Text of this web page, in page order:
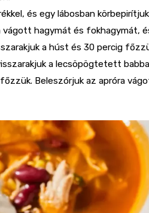
és egy lábosban
hagymát és fokhagymát,
a húst és 30 percig
a lecsöpögtetett
Beleszórjuk az apróra